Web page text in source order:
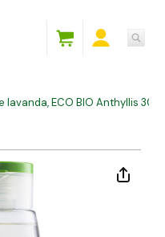
ECO BIO Anthyllis 300